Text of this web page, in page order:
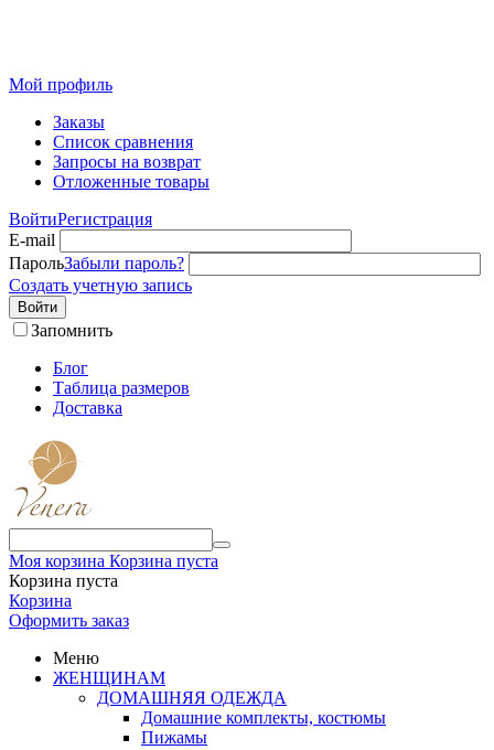
Мой профиль
Заказы
Список сравнения
Запросы на возврат
Отложенные товары
ВойтиРегистрация
E-mail
ПарольЗабыли пароль?
Создать учетную запись
Войти
Запомнить
Блог
Таблица размеров
Доставка
Моя корзина Корзина пуста
Корзина пуста
Корзина
Оформить заказ
Меню
ЖЕНЩИНАМ
ДОМАШНЯЯ ОДЕЖДА
Домашние комплекты, костюмы
Пижамы